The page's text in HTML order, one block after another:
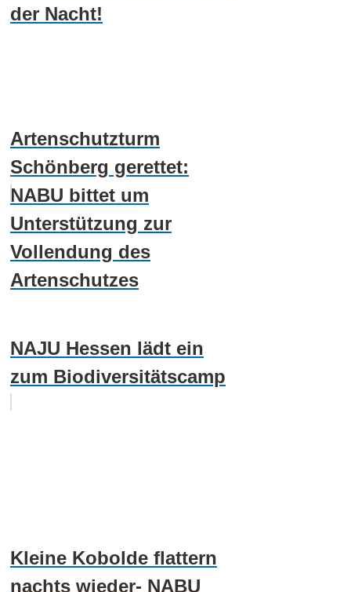
der Nacht!
Artenschutzturm
Schönberg gerettet:
NABU bittet um
Unterstützung zur
Vollendung des
Artenschutzes
NAJU Hessen lädt ein
zum Biodiversitätscamp
Kleine Kobolde flattern
nachts wieder- NABU